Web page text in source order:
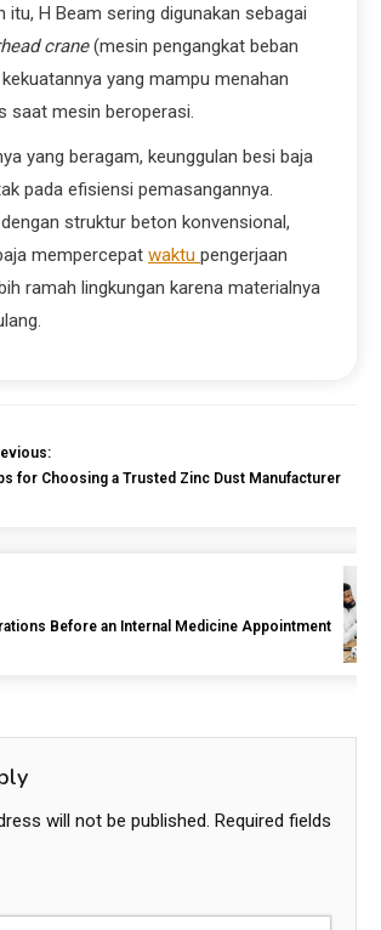
itu, H Beam sering digunakan sebagai
crane(mesin pengangkat beban
yang mampu menahan
saat mesin beroperasi.
yang beragam, keunggulan besi baja
pada efisiensi pemasangannya.
struktur beton konvensional,
mempercepat waktu pengerjaan
ramah lingkungan karena materialnya
for Choosing a Trusted Zinc Dust Manufacturer
Before an Internal Medicine Appointment
will not be published. Required fields